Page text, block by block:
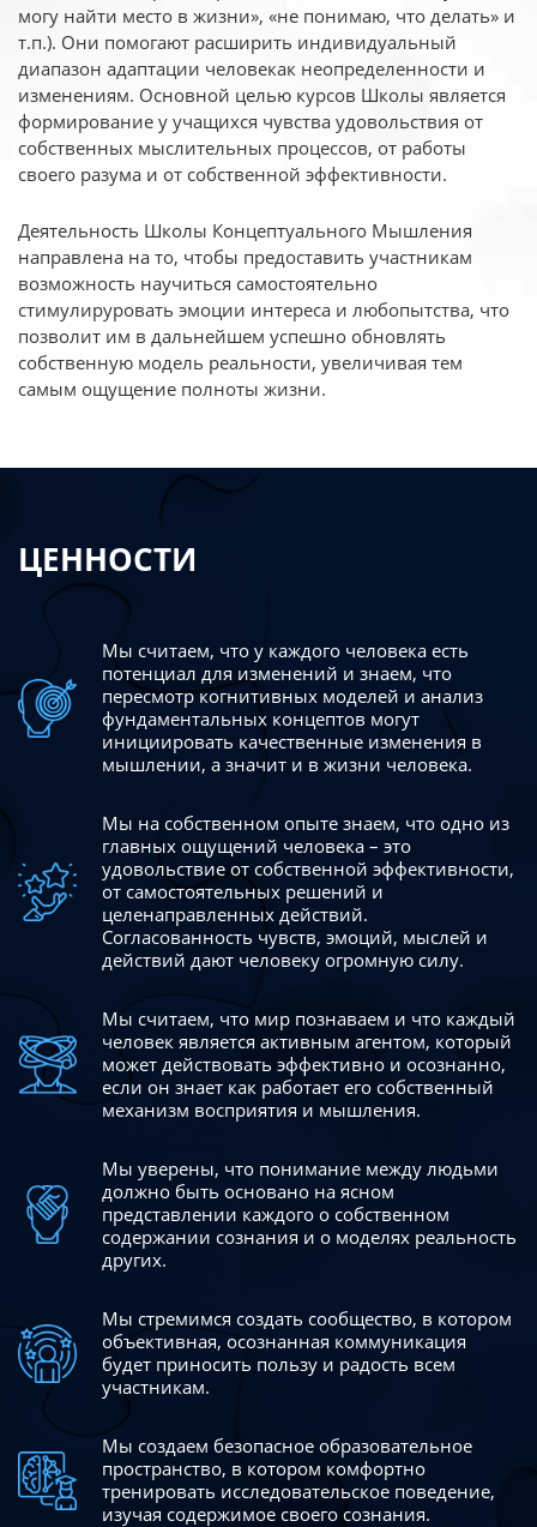
могу найти место в жизни», «не понимаю, что делать» и
т.п.). Они помогают расширить индивидуальный
диапазон адаптации человекак неопределенности и
изменениям. Основной целью курсов Школы является
формирование у учащихся чувства удовольствия от
собственных мыслительных процессов, от работы
своего разума и от собственной эффективности.
Деятельность Школы Концептуального Мышления
направлена на то, чтобы предоставить участникам
возможность научиться самостоятельно
стимулируровать эмоции интереса и любопытства, что
позволит им в дальнейшем успешно обновлять
собственную модель реальности, увеличивая тем
самым ощущение полноты жизни.
ЦЕННОСТИ
Мы считаем, что у каждого человека есть
потенциал для изменений и знаем, что
пересмотр когнитивных моделей и анализ
фундаментальных концептов могут
инициировать качественные изменения в
мышлении, а значит и в жизни человека.
Мы на собственном опыте знаем, что одно из
главных ощущений человека – это
удовольствие от собственной эффективности,
от самостоятельных решений и
целенаправленных действий.
Согласованность чувств, эмоций, мыслей и
действий дают человеку огромную силу.
Мы считаем, что мир познаваем и что каждый
человек является активным агентом, который
может действовать эффективно и осознанно,
если он знает как работает его собственный
механизм восприятия и мышления.
Мы уверены, что понимание между людьми
должно быть основано на ясном
представлении каждого о собственном
содержании сознания и о моделях реальность
других.
Мы стремимся создать сообщество, в котором
объективная, осознанная коммуникация
будет приносить пользу и радость всем
участникам.
Мы создаем безопасное образовательное
пространство, в котором комфортно
тренировать исследовательское поведение,
изучая содержимое своего сознания.